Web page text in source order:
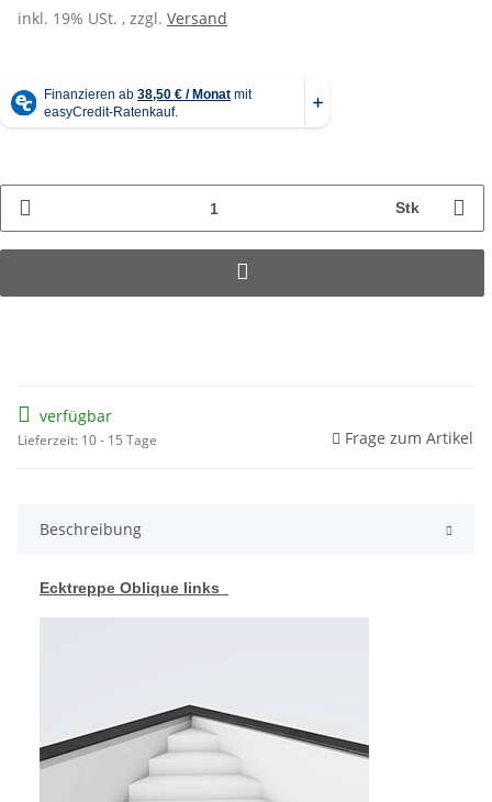
inkl. 19% USt. , zzgl. Versand
Stk
verfügbar
Lieferzeit: 10 - 15 Tage Frage zum Artikel
Beschreibung
Ecktreppe Oblique links